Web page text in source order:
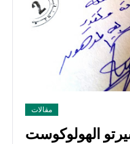
مقالات
الهولوكوست